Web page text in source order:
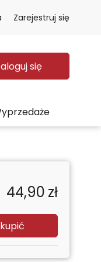
Zarejestruj się
się
44,90 zł